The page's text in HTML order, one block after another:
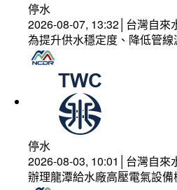
停水
2026-08-07, 13:32│台灣自來
為提升供水穩定度、降低管
停水
2026-08-03, 10:01│台灣自來
辦理龍潭給水廠高壓電氣設